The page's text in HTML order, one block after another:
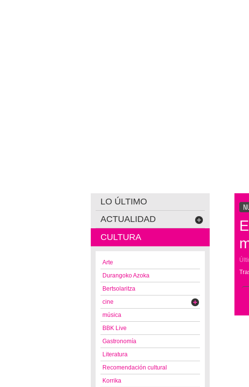
LO ÚLTIMO
ACTUALIDAD
CULTURA
Arte
Durangoko Azoka
Bertsolaritza
cine
música
BBK Live
Gastronomía
Literatura
Recomendación cultural
Korrika